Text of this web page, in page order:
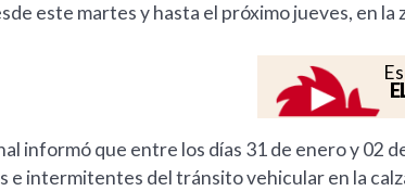
este martes y hasta el próximo jueves, en la
informó que entre los días 31 de enero y 02
intermitentes del tránsito vehicular en la